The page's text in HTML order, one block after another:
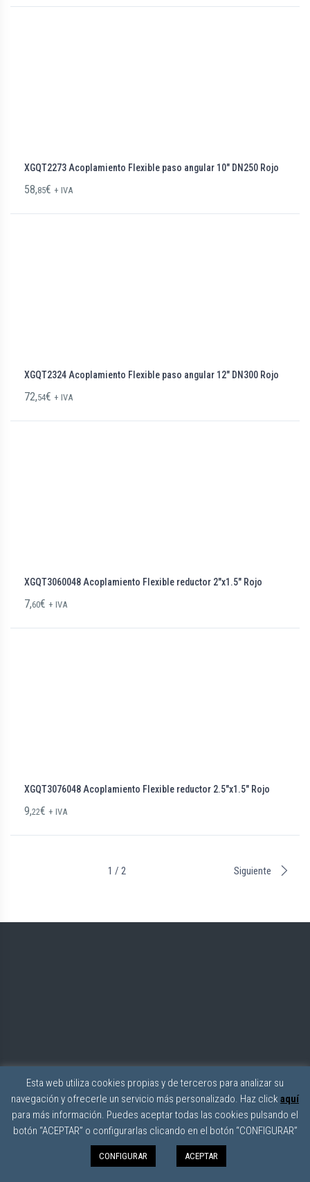
XGQT2273 Acoplamiento Flexible paso angular 10″ DN250 Rojo
58,85€ + IVA
XGQT2324 Acoplamiento Flexible paso angular 12″ DN300 Rojo
72,54€ + IVA
XGQT3060048 Acoplamiento Flexible reductor 2″x1.5″ Rojo
7,60€ + IVA
XGQT3076048 Acoplamiento Flexible reductor 2.5″x1.5″ Rojo
9,22€ + IVA
1 / 2 Siguiente
Datos Contacto
Esta web utiliza cookies propias y de terceros para analizar su
navegación y ofrecerle un servicio más personalizado. Haz click aquí
para más información. Puedes aceptar todas las cookies pulsando el
botón “ACEPTAR” o configurarlas clicando en el botón “CONFIGURAR”
CONFIGURAR ACEPTAR